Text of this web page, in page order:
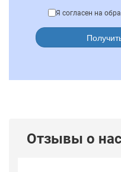
Я согласен на
Отзывы о нас